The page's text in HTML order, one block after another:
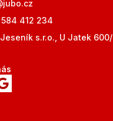
jubo.cz
412 234
s.r.o., U Jatek 600/